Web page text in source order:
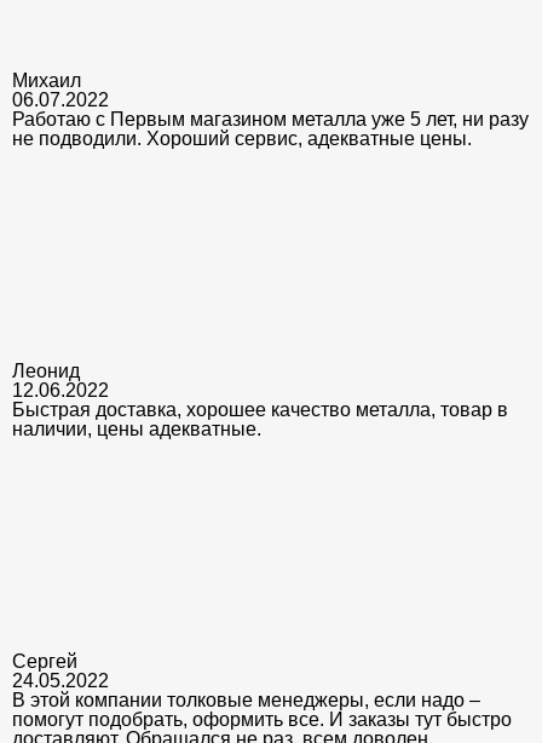
Михаил
06.07.2022
Работаю с Первым магазином металла уже 5 лет, ни разу
не подводили. Хороший сервис, адекватные цены.
Леонид
12.06.2022
Быстрая доставка, хорошее качество металла, товар в
наличии, цены адекватные.
Сергей
24.05.2022
В этой компании толковые менеджеры, если надо –
помогут подобрать, оформить все. И заказы тут быстро
доставляют. Обращался не раз, всем доволен.